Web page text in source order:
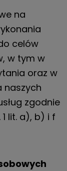
na
celów
w tym w
oraz w
naszych
zgodnie
lit. a), b) i f